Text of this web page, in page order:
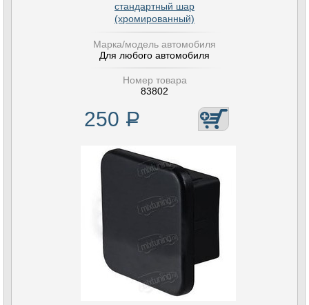
стандартный шар
(хромированный)
Марка/модель автомобиля
Для любого автомобиля
Номер товара
83802
250 Р